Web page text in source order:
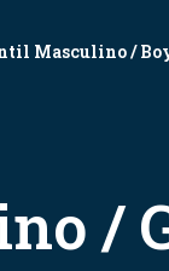
Masculino /
/